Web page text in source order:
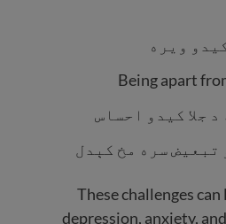
ویره
Being apart
جلا کیدو احساس
تبعیض سره مخ کېدل
These challenges
depression, anxiety,